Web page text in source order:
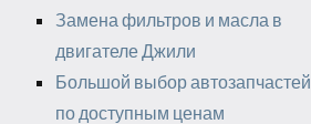
Замена фильтров и масла в
двигателе Джили
Большой выбор автозапчастей
по доступным ценам